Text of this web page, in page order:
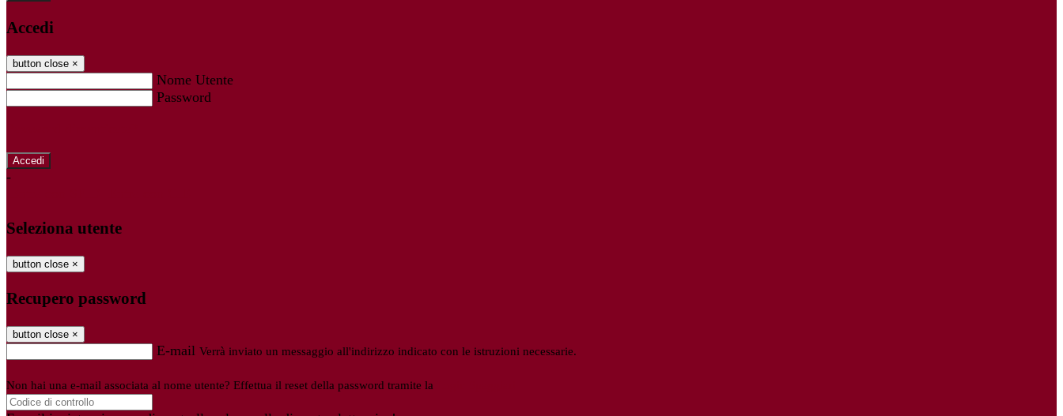
Accedi
button close ×
Nome Utente
Password
-
Seleziona utente
button close ×
Recupero password
button close ×
E-mail Verrà inviato un messaggio all'indirizzo indicato con le istruzioni necessarie.
Non hai una e-mail associata al nome utente? Effettua il reset della password tramite la